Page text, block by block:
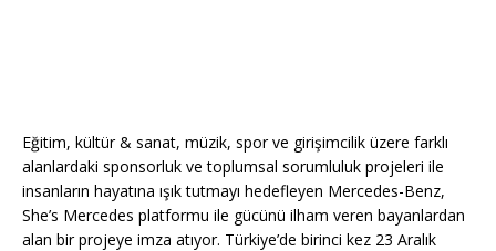
Eğitim, kültür & sanat, müzik, spor ve girişimcilik üzere farklı
alanlardaki sponsorluk ve toplumsal sorumluluk projeleri ile
insanların hayatına ışık tutmayı hedefleyen Mercedes-Benz,
She’s Mercedes platformu ile gücünü ilham veren bayanlardan
alan bir projeye imza atıyor. Türkiye’de birinci kez 23 Aralık